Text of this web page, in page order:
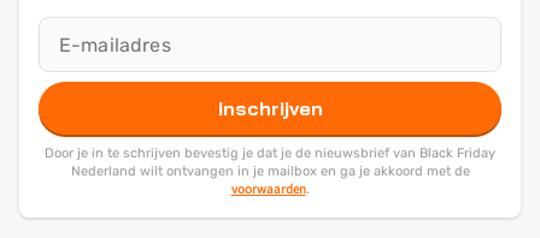
Inschrijven
Door je in te schrijven bevestig je dat je de nieuwsbrief van Black Friday
Nederland wilt ontvangen in je mailbox en ga je akkoord met de
voorwaarden.